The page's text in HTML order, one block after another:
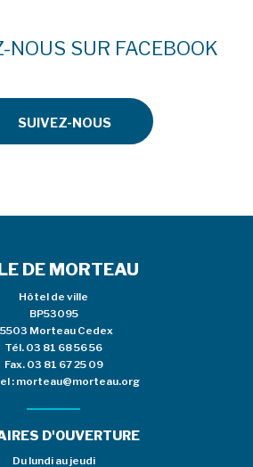
NOUS SUR FACEBOOK
SUIVEZ-NOUS
DE MORTEAU
Hôtel de ville
BP53095
Morteau Cedex
Tél. 03 81 68 56 56
Fax. 03 81 67 25 09
: morteau@morteau.org
D'OUVERTURE
Du lundi au jeudi